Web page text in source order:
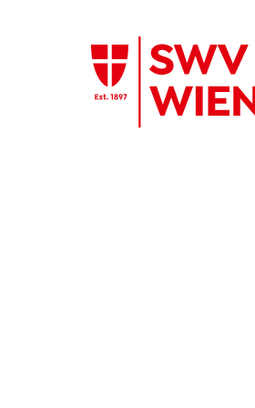
Zum Hauptinhalt springen